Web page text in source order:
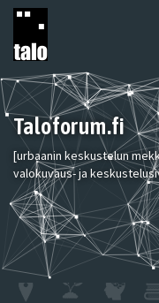
Taloforum.fi
[urbaanin keskustelun
valokuvaus- ja